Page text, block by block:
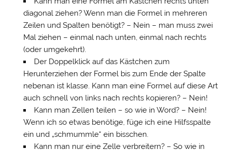
diagonal ziehen? Wenn man die Formel in mehreren
Zeilen und Spalten benötigt? – Nein – man muss zwei
Mal ziehen – einmal nach unten, einmal nach rechts
(oder umgekehrt).
Der Doppelklick auf das Kästchen zum
Herunterziehen der Formel bis zum Ende der Spalte
nebenan ist klasse. Kann man eine Formel auf diese Art
auch schnell von links nach rechts kopieren? – Nein!
Kann man Zellen teilen – so wie in Word? – Nein!
Wenn ich so etwas benötige, füge ich eine Hilfsspalte
ein und „schmummle“ ein bisschen.
Kann man nur eine Zelle verbreitern? – So wie in